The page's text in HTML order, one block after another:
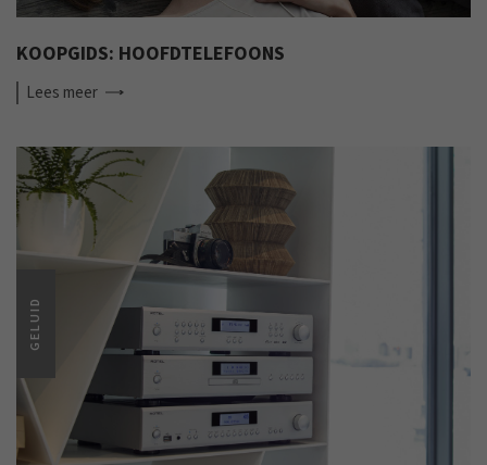
KOOPGIDS: HOOFDTELEFOONS
Lees meer
GELUID